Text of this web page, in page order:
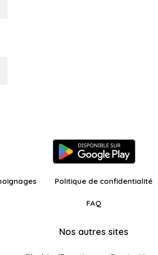
Politique de confidentialité
FAQ
Nos autres sites